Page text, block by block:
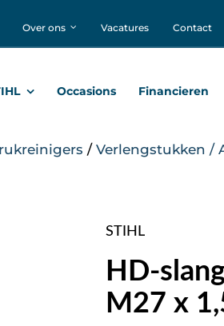
Over ons Vacatures Contact
Occasions Financieren
/ Verlengstukken /
STIHL
HD-
M27 x